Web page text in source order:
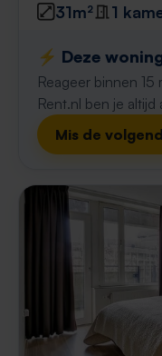
31m² 1
⚡️ Deze
Reageer binnen
Rent.nl ben je altijd
Mis de